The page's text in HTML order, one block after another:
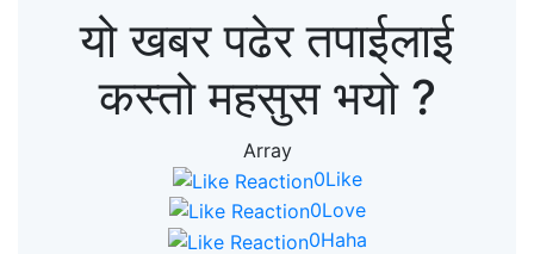
यो खबर पढेर तपाईलाई
कस्तो महसुस भयो ?
Array
0Like
0Love
0Haha